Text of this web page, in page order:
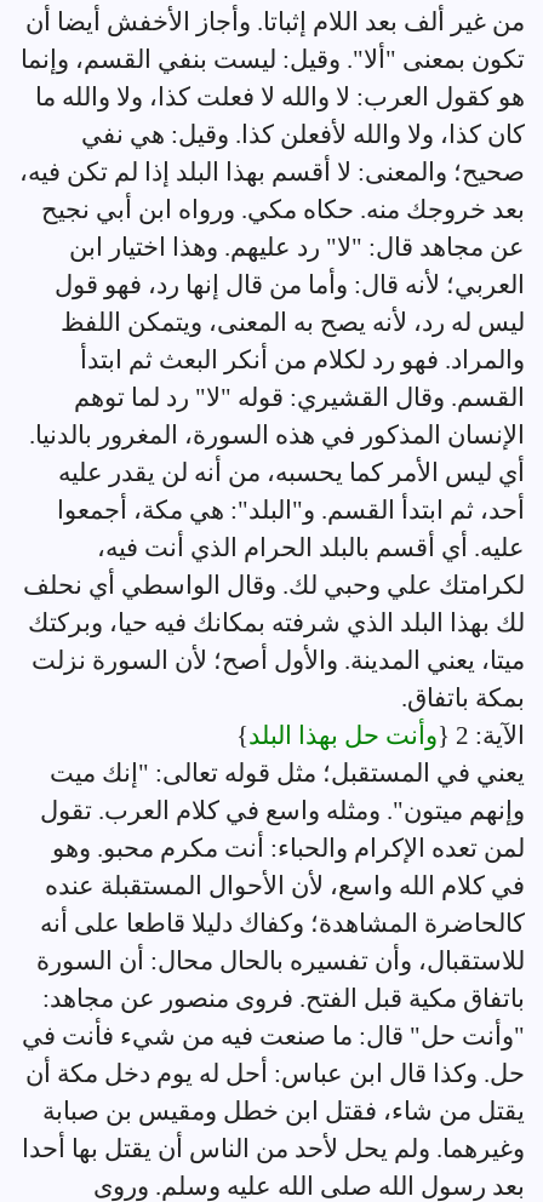
من غير ألف بعد اللام إثباتا. وأجاز الأخفش أيضا أن
تكون بمعنى "ألا". وقيل: ليست بنفي القسم، وإنما
هو كقول العرب: لا والله لا فعلت كذا، ولا والله ما
كان كذا، ولا والله لأفعلن كذا. وقيل: هي نفي
صحيح؛ والمعنى: لا أقسم بهذا البلد إذا لم تكن فيه،
بعد خروجك منه. حكاه مكي. ورواه ابن أبي نجيح
عن مجاهد قال: "لا" رد عليهم. وهذا اختيار ابن
العربي؛ لأنه قال: وأما من قال إنها رد، فهو قول
ليس له رد، لأنه يصح به المعنى، ويتمكن اللفظ
والمراد. فهو رد لكلام من أنكر البعث ثم ابتدأ
القسم. وقال القشيري: قوله "لا" رد لما توهم
الإنسان المذكور في هذه السورة، المغرور بالدنيا.
أي ليس الأمر كما يحسبه، من أنه لن يقدر عليه
أحد، ثم ابتدأ القسم. و"البلد": هي مكة، أجمعوا
عليه. أي أقسم بالبلد الحرام الذي أنت فيه،
لكرامتك علي وحبي لك. وقال الواسطي أي نحلف
لك بهذا البلد الذي شرفته بمكانك فيه حيا، وبركتك
ميتا، يعني المدينة. والأول أصح؛ لأن السورة نزلت
بمكة باتفاق.
الآية: 2 {
وأنت حل بهذا البلد}
يعني في المستقبل؛ مثل قوله تعالى: "إنك ميت
وإنهم ميتون". ومثله واسع في كلام العرب. تقول
لمن تعده الإكرام والحباء: أنت مكرم محبو. وهو
في كلام الله واسع، لأن الأحوال المستقبلة عنده
كالحاضرة المشاهدة؛ وكفاك دليلا قاطعا على أنه
للاستقبال، وأن تفسيره بالحال محال: أن السورة
باتفاق مكية قبل الفتح. فروى منصور عن مجاهد:
"وأنت حل" قال: ما صنعت فيه من شيء فأنت في
حل. وكذا قال ابن عباس: أحل له يوم دخل مكة أن
يقتل من شاء، فقتل ابن خطل ومقيس بن صبابة
وغيرهما. ولم يحل لأحد من الناس أن يقتل بها أحدا
بعد رسول الله صلى الله عليه وسلم. وروى